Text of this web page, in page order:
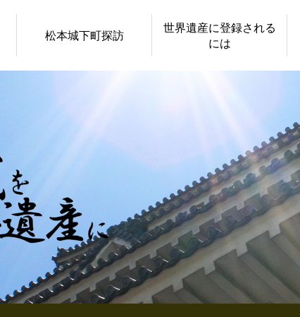
松本城下町探訪
世界遺産に登録される
には